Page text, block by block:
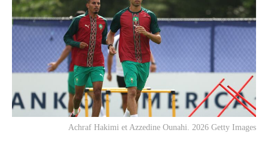
Achraf Hakimi et Azzedine Ounahi. 2026 Getty Images